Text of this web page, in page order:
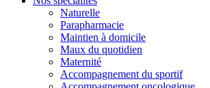
Naturelle
Parapharmacie
Maintien à domicile
Maux du quotidien
Maternité
Accompagnement du sportif